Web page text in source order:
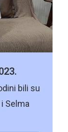
bili su
Selma